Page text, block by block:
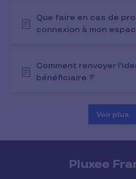
Que faire en cas de
connexion à mon
Comment renvoyer
bénéficiaire ?
Voir plus
Pluxee